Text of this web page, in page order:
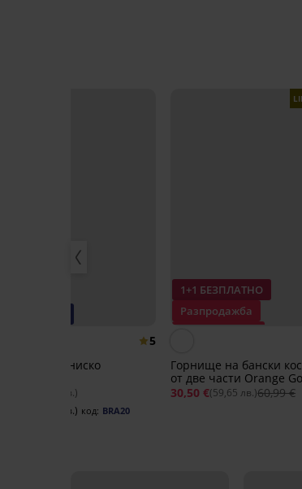
5
за по-ниско
(15,24 лв.)
(12,18 лв.) код: BRA20
1+1 БЕЗПЛАТНО
Разпродажба
Горнище на бански
от две части Orange
30,50 €(59,65 лв.)60,99 €